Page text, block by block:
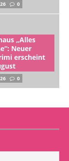
0
„Alles
Neuer
erscheint
0